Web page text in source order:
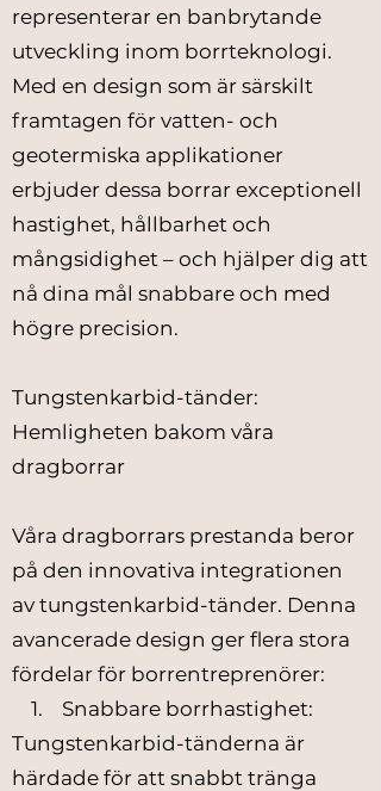
representerar en banbrytande
utveckling inom borrteknologi.
Med en design som är särskilt
framtagen för vatten- och
geotermiska applikationer
erbjuder dessa borrar exceptionell
hastighet, hållbarhet och
mångsidighet – och hjälper dig att
nå dina mål snabbare och med
högre precision.
Tungstenkarbid-tänder:
Hemligheten bakom våra
dragborrar
Våra dragborrars prestanda beror
på den innovativa integrationen
av tungstenkarbid-tänder. Denna
avancerade design ger flera stora
fördelar för borrentreprenörer:
1. Snabbare borrhastighet:
Tungstenkarbid-tänderna är
härdade för att snabbt tränga